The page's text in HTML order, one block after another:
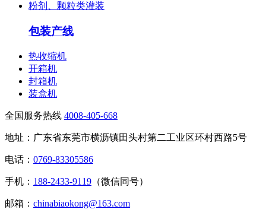
粉剂、颗粒类灌装
包装产线
热收缩机
开箱机
封箱机
装盒机
全国服务热线 4008-405-668
地址：广东省东莞市横沥镇田头村第二工业区环村西路5号
电话： 0769-83305586
手机： 188-2433-9119 （微信同号）
邮箱： chinabiaokong@163.com